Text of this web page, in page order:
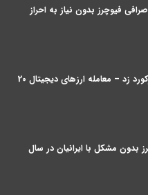
فیوچرز بدون نیاز به احراز
بیتکوین در روسیه رکورد زد – معامله ارزهای دیجیتال 20
بدون مشکل با ایرانیان در سال